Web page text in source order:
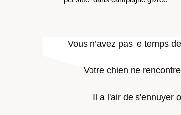
Vous n’avez pas le temps
Votre chien ne
Il a l'air de s'ennuyer